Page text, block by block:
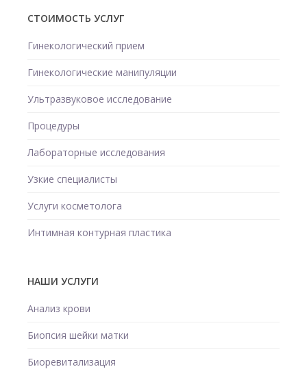
СТОИМОСТЬ УСЛУГ
Гинекологический прием
Гинекологические манипуляции
Ультразвуковое исследование
Процедуры
Лабораторные исследования
Узкие специалисты
Услуги косметолога
Интимная контурная пластика
НАШИ УСЛУГИ
Анализ крови
Биопсия шейки матки
Биоревитализация